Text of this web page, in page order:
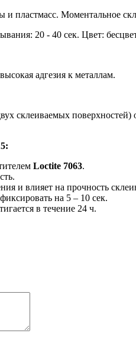
и пластмасс. Моментальное
20 - 40 сек. Цвет:
адгезия к металлам.
склеиваемых
Loctite 7063.
и влияет на прочность
на 5 – 10 сек.
в течение 24 ч.